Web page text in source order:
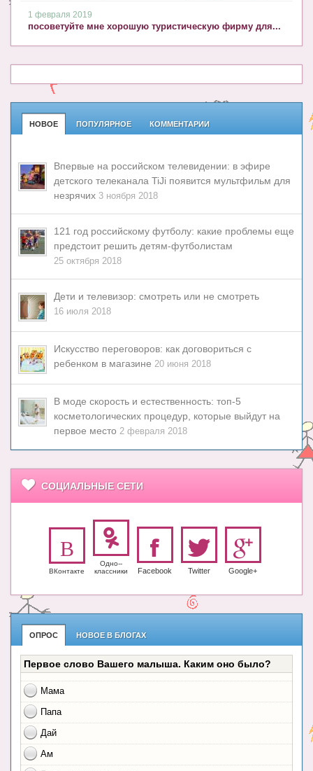
1 февраля 2019
посоветуйте мне хорошую туристическую фирму для...
НОВОЕ ПОПУЛЯРНОЕ КОММЕНТАРИИ
Впервые на российском телевидении: в эфире
детского телеканала TiJi появится мультфильм для
незрячих 3 ноября 2018
121 год российскому футболу: какие проблемы еще
предстоит решить детям-футболистам
25 октября 2018
Дети и телевизор: смотреть или не смотреть
16 июля 2018
Искусство переговоров: как договориться с
ребенком в магазине 20 июня 2018
В моде скорость и естественность: топ-5
косметологических процедур, которые выйдут на
первое место 2 февраля 2018
СОЦИАЛЬНЫЕ СЕТИ
ВКонтакте
Одно-­
класс­ники
Facebook Twitter Google+
ОПРОС НОВОЕ В БЛОГАХ